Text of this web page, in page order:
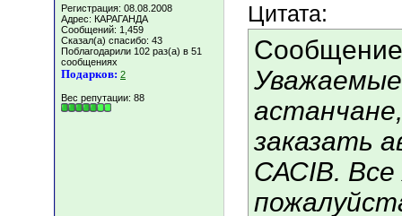
Регистрация: 08.08.2008
Адрес: КАРАГАНДА
Сообщений: 1,459
Сказал(а) спасибо: 43
Поблагодарили 102 раз(а) в 51
сообщениях
Подарков: 2
Вес репутации: 88
Цитата:
заказать
САСIВ.